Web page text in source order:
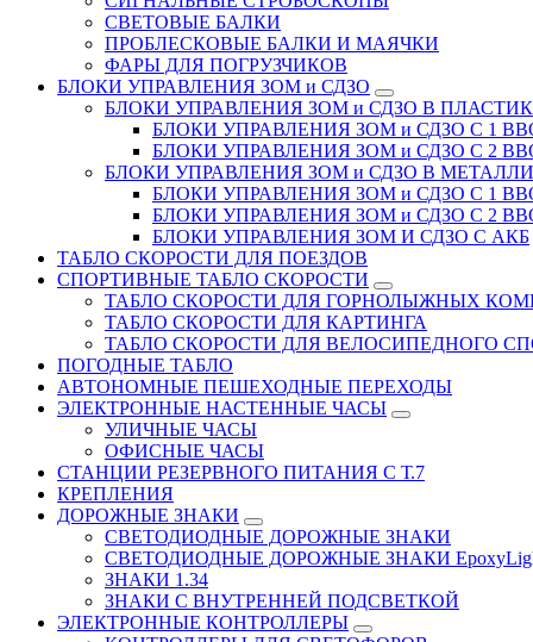
СВЕТОВЫЕ БАЛКИ
ПРОБЛЕСКОВЫЕ БАЛКИ И МАЯЧКИ
ФАРЫ ДЛЯ ПОГРУЗЧИКОВ
БЛОКИ УПРАВЛЕНИЯ ЗОМ и СДЗО
БЛОКИ УПРАВЛЕНИЯ ЗОМ и СДЗО В
БЛОКИ УПРАВЛЕНИЯ ЗОМ и СДЗО С 1
БЛОКИ УПРАВЛЕНИЯ ЗОМ и СДЗО С 2
БЛОКИ УПРАВЛЕНИЯ ЗОМ и СДЗО В
БЛОКИ УПРАВЛЕНИЯ ЗОМ и СДЗО С 1
БЛОКИ УПРАВЛЕНИЯ ЗОМ и СДЗО С 2
БЛОКИ УПРАВЛЕНИЯ ЗОМ И СДЗО С АКБ
ТАБЛО СКОРОСТИ ДЛЯ ПОЕЗДОВ
СПОРТИВНЫЕ ТАБЛО СКОРОСТИ
ТАБЛО СКОРОСТИ ДЛЯ ГОРНОЛЫЖНЫХ
ТАБЛО СКОРОСТИ ДЛЯ КАРТИНГА
ТАБЛО СКОРОСТИ ДЛЯ ВЕЛОСИПЕДНОГО
ПОГОДНЫЕ ТАБЛО
АВТОНОМНЫЕ ПЕШЕХОДНЫЕ ПЕРЕХОДЫ
ЭЛЕКТРОННЫЕ НАСТЕННЫЕ ЧАСЫ
УЛИЧНЫЕ ЧАСЫ
ОФИСНЫЕ ЧАСЫ
СТАНЦИИ РЕЗЕРВНОГО ПИТАНИЯ С Т.7
КРЕПЛЕНИЯ
ДОРОЖНЫЕ ЗНАКИ
СВЕТОДИОДНЫЕ ДОРОЖНЫЕ ЗНАКИ
СВЕТОДИОДНЫЕ ДОРОЖНЫЕ ЗНАКИ
ЗНАКИ 1.34
ЗНАКИ С ВНУТРЕННЕЙ ПОДСВЕТКОЙ
ЭЛЕКТРОННЫЕ КОНТРОЛЛЕРЫ